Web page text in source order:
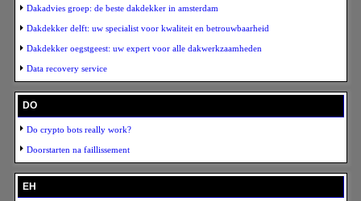
Dakadvies groep: de beste dakdekker in amsterdam
Dakdekker delft: uw specialist voor kwaliteit en betrouwbaarheid
Dakdekker oegstgeest: uw expert voor alle dakwerkzaamheden
Data recovery service
DO
Do crypto bots really work?
Doorstarten na faillissement
EH